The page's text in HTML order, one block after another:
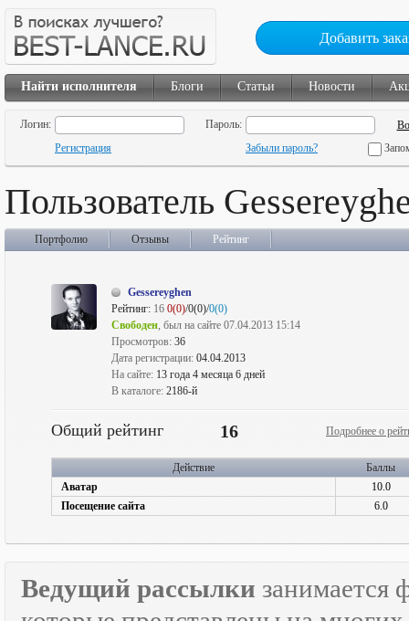
Добавить
Найти исполнителя Блоги Статьи Новости
Логин:
Пароль:
Регистрация
Забыли пароль?
Пользователь
Портфолио Отзывы Рейтинг
Gessereyghen
Рейтинг: 16 0(0)/0(0)/0(0)
Свободен, был на сайте 07.04.2013 15:14
Просмотров: 36
Дата регистрации: 04.04.2013
На сайте: 13 года 4 месяца 6 дней
В каталоге: 2186-й
Общий рейтинг 16 Подробнее о
Действие
Баллы
Аватар
10.0
Посещение сайта
6.0
Ведущий рассылки занимается